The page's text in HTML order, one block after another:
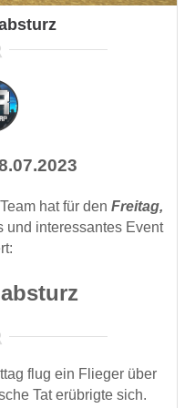
hat für den Freitag,
und interessantes Event
flug ein Flieger über
Tat erübrigte sich.